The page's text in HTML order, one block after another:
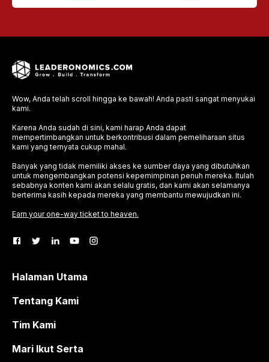
Wow, Anda telah scroll hingga ke bawah! Anda pasti sangat menyukai
kami.
Karena Anda sudah di sini, kami harap Anda dapat
mempertimbangkan untuk berkontribusi dalam pemeliharaan situs
kami yang ternyata cukup mahal.
Banyak yang tidak memiliki akses ke sumber daya yang dibutuhkan
untuk mengembangkan potensi kepemimpinan penuh mereka. Itulah
sebabnya konten kami akan selalu gratis, dan kami akan selamanya
berterima kasih kepada mereka yang membantu mewujudkan ini.
Earn your one-way ticket to heaven.
Halaman Utama
Tentang Kami
Tim Kami
Mari Ikut Serta